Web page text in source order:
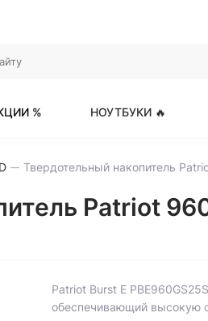
% НОУТБУКИ 🔥
Patriot
Patriot Burst E
обеспечивающий высокую